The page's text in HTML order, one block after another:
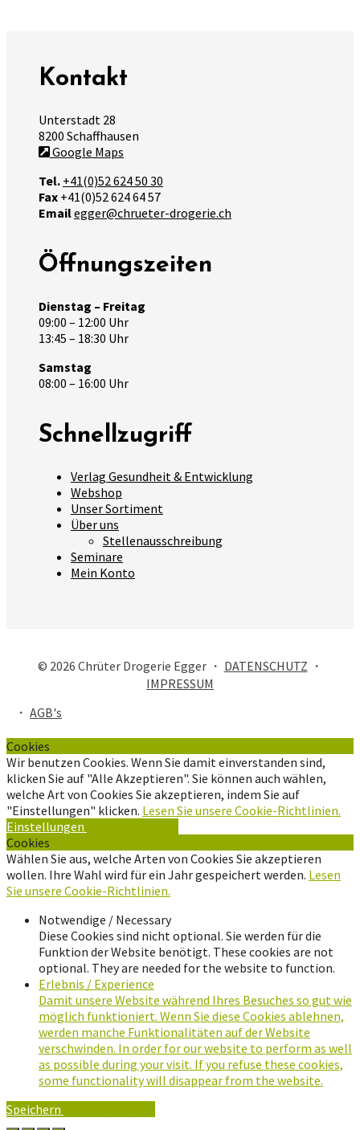
Kontakt
Unterstadt 28
8200 Schaffhausen
Google Maps
Tel. +41(0)52 624 50 30
Fax +41(0)52 624 64 57
Emailegger@chrueter-drogerie.ch
Öffnungszeiten
Dienstag – Freitag
09:00 – 12:00 Uhr
13:45 – 18:30 Uhr
Samstag
08:00 – 16:00 Uhr
Schnellzugriff
Verlag Gesundheit & Entwicklung
Webshop
Unser Sortiment
Über uns
Stellenausschreibung
Seminare
Mein Konto
© 2026 Chrüter Drogerie Egger ・ DATENSCHUTZ ・
IMPRESSUM
・ AGB's
Cookies
Wir benutzen Cookies. Wenn Sie damit einverstanden sind,
klicken Sie auf "Alle Akzeptieren". Sie können auch wählen,
welche Art von Cookies Sie akzeptieren, indem Sie auf
"Einstellungen" klicken. Lesen Sie unsere Cookie-Richtlinien.
Einstellungen
Cookies
Wählen Sie aus, welche Arten von Cookies Sie akzeptieren
wollen. Ihre Wahl wird für ein Jahr gespeichert werden. Lesen
Sie unsere Cookie-Richtlinien.
Notwendige / Necessary
Diese Cookies sind nicht optional. Sie werden für die
Funktion der Website benötigt. These cookies are not
optional. They are needed for the website to function.
Erlebnis / Experience
Damit unsere Website während Ihres Besuches so gut wie
möglich funktioniert. Wenn Sie diese Cookies ablehnen,
werden manche Funktionalitäten auf der Website
verschwinden. In order for our website to perform as well
as possible during your visit. If you refuse these cookies,
some functionality will disappear from the website.
Speichern